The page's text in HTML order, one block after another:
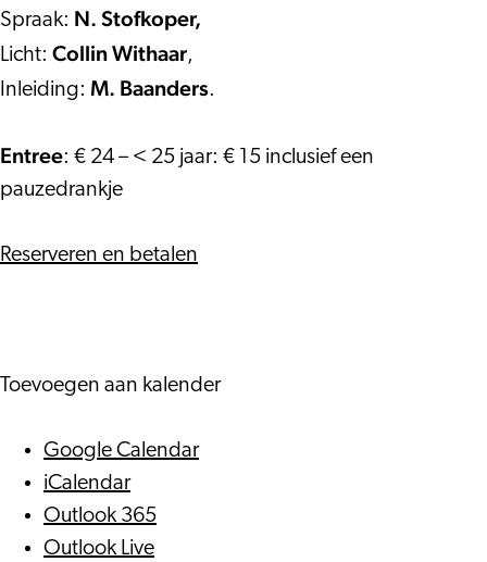
Spraak: N. Stofkoper,
Licht: Collin Withaar,
Inleiding: M. Baanders.
Entree: € 24 – < 25 jaar: € 15 inclusief een
pauzedrankje
Reserveren en betalen
Toevoegen aan kalender
Google Calendar
iCalendar
Outlook 365
Outlook Live